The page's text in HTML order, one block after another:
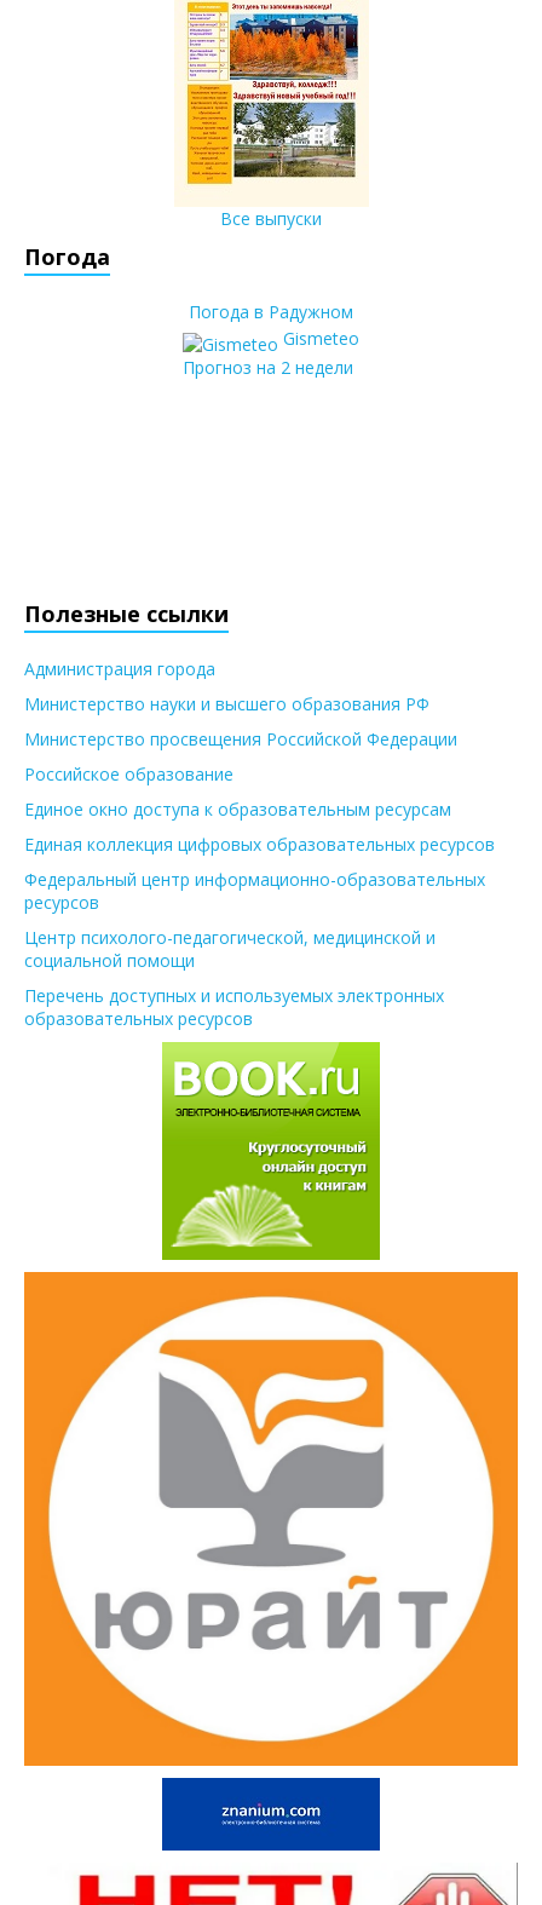
Все выпуски
Погода
Погода в Радужном
Gismeteo
Прогноз на 2 недели
Полезные ссылки
Администрация города
Министерство науки и высшего образования РФ
Министерство просвещения Российской Федерации
Российское образование
Единое окно доступа к образовательным ресурсам
Единая коллекция цифровых образовательных ресурсов
Федеральный центр информационно-образовательных
ресурсов
Центр психолого-педагогической, медицинской и
социальной помощи
Перечень доступных и используемых электронных
образовательных ресурсов